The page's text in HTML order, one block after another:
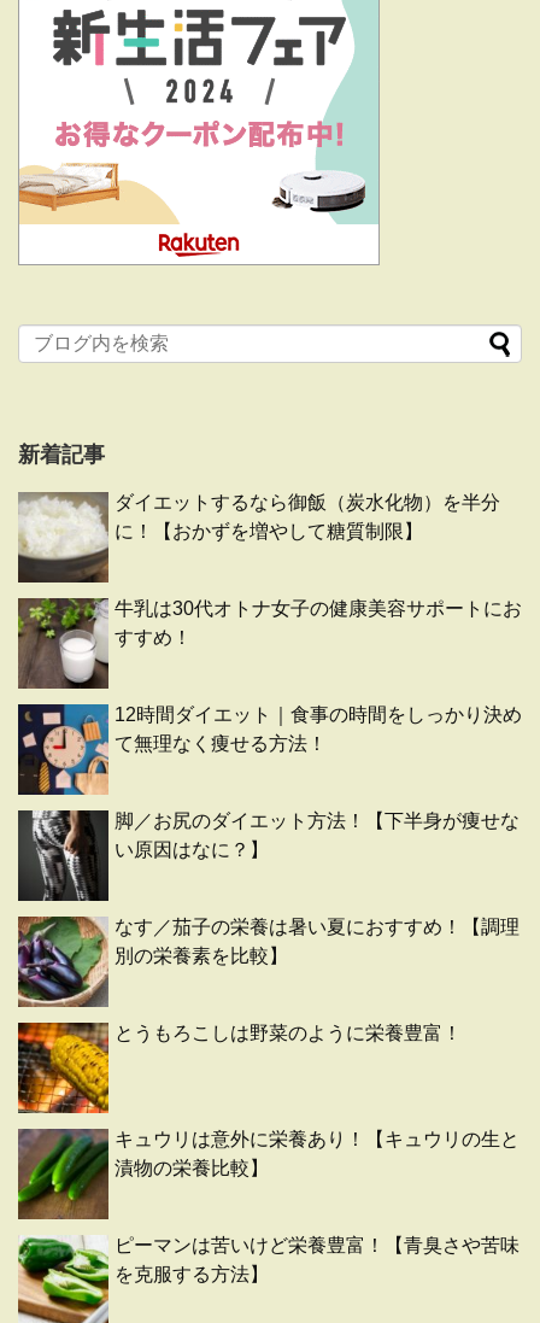
新着記事
ダイエットするなら御飯（炭水化物）を半分
に！【おかずを増やして糖質制限】
牛乳は30代オトナ女子の健康美容サポートにお
すすめ！
12時間ダイエット｜食事の時間をしっかり決め
て無理なく痩せる方法！
脚／お尻のダイエット方法！【下半身が痩せな
い原因はなに？】
なす／茄子の栄養は暑い夏におすすめ！【調理
別の栄養素を比較】
とうもろこしは野菜のように栄養豊富！
キュウリは意外に栄養あり！【キュウリの生と
漬物の栄養比較】
ピーマンは苦いけど栄養豊富！【青臭さや苦味
を克服する方法】